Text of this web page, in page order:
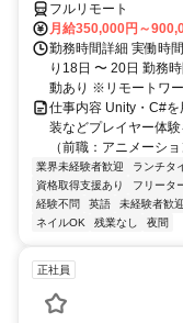
フルリモート
月給350,000円～
勤務時間詳細 実働時
り18日 〜 20日 勤務
動あり ※リモートワ
仕事内容 Unity・C#
装などプレイヤー体
（前職：アニメーシ
業界未経験者歓迎 ランチタ
資格取得支援あり
フリータ
経験不問
英語 未経験者歓迎
ネイルOK
残業なし 夜間
正社員